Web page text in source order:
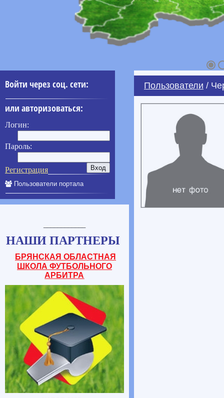
Войти через соц. сети:
или авторизоваться:
Логин:
Пароль:
Регистрация
Пользователи портала
НАШИ ПАРТНЕРЫ
БРЯНСКАЯ ОБЛАСТНАЯ
ШКОЛА ФУТБОЛЬНОГО
АРБИТРА
Пользователи /